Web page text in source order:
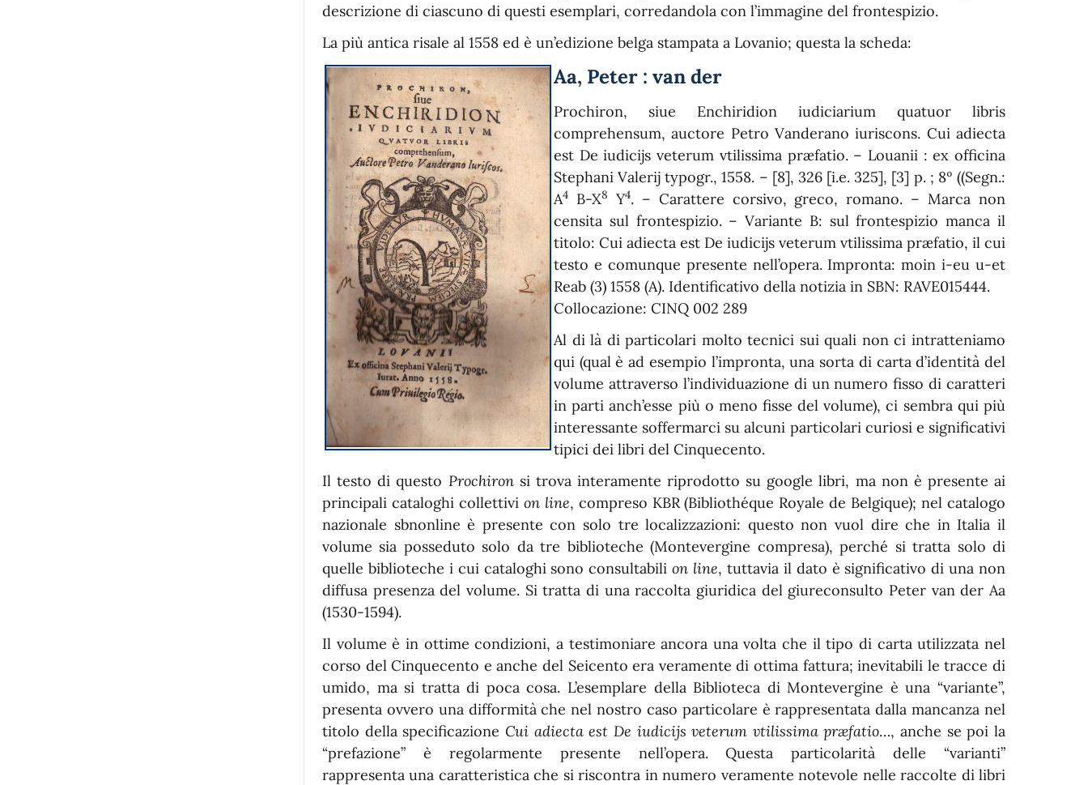
descrizione di ciascuno di questi esemplari, corredandola con l’immagine del frontespizio.
La più antica risale al 1558 ed è un’edizione belga stampata a Lovanio; questa la scheda:
Aa, Peter : van der
Prochiron, siue Enchiridion iudiciarium quatuor libris
comprehensum, auctore Petro Vanderano iuriscons. Cui adiecta
est De iudicijs veterum vtilissima præfatio. – Louanii : ex officina
Stephani Valerij typogr., 1558. – [8], 326 [i.e. 325], [3] p. ; 8º ((Segn.:
A4 B-X8 Y4. – Carattere corsivo, greco, romano. – Marca non
censita sul frontespizio. – Variante B: sul frontespizio manca il
titolo: Cui adiecta est De iudicijs veterum vtilissima præfatio, il cui
testo e comunque presente nell’opera. Impronta: moin i-eu u-et
Reab (3) 1558 (A). Identificativo della notizia in SBN: RAVE015444.
Collocazione: CINQ 002 289
Al di là di particolari molto tecnici sui quali non ci intratteniamo
qui (qual è ad esempio l’impronta, una sorta di carta d’identità del
volume attraverso l’individuazione di un numero fisso di caratteri
in parti anch’esse più o meno fisse del volume), ci sembra qui più
interessante soffermarci su alcuni particolari curiosi e significativi
tipici dei libri del Cinquecento.
Il testo di questo Prochironsi trova interamente riprodotto su google libri, ma non è presente ai
principali cataloghi collettivi on line, compreso KBR (Bibliothéque Royale de Belgique); nel catalogo
nazionale sbnonline è presente con solo tre localizzazioni: questo non vuol dire che in Italia il
volume sia posseduto solo da tre biblioteche (Montevergine compresa), perché si tratta solo di
quelle biblioteche i cui cataloghi sono consultabili on line, tuttavia il dato è significativo di una non
diffusa presenza del volume. Si tratta di una raccolta giuridica del giureconsulto Peter van der Aa
(1530-1594).
Il volume è in ottime condizioni, a testimoniare ancora una volta che il tipo di carta utilizzata nel
corso del Cinquecento e anche del Seicento era veramente di ottima fattura; inevitabili le tracce di
umido, ma si tratta di poca cosa. L’esemplare della Biblioteca di Montevergine è una “variante”,
presenta ovvero una difformità che nel nostro caso particolare è rappresentata dalla mancanza nel
titolo della specificazione Cui adiecta est De iudicijs veterum vtilissima præfatio…, anche se poi la
“prefazione” è regolarmente presente nell’opera. Questa particolarità delle “varianti”
rappresenta una caratteristica che si riscontra in numero veramente notevole nelle raccolte di libri